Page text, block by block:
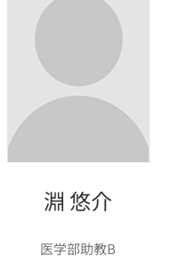
淵 悠介
医学部助教B